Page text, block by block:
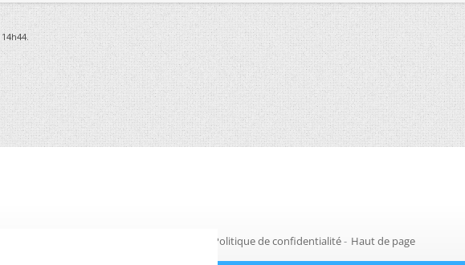
14h44.
Politique de confidentialité- Haut de page